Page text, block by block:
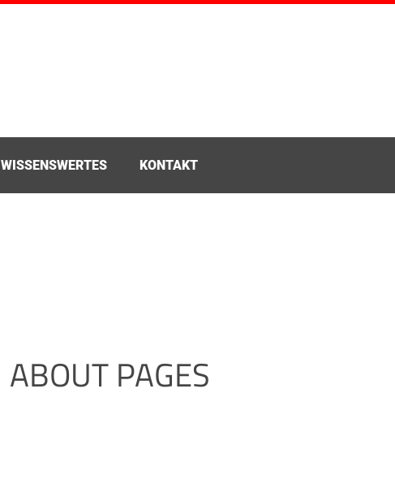
WISSENSWERTES KONTAKT
ABOUT PAGES